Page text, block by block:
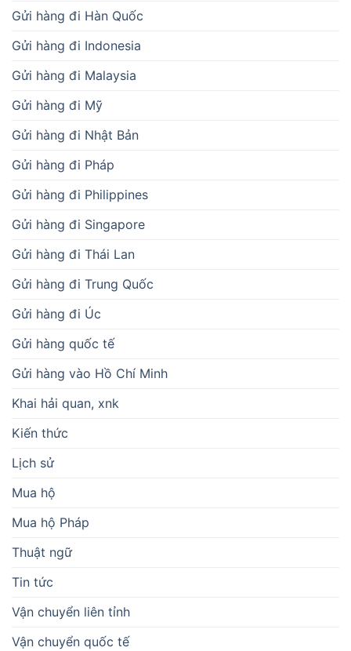
Gửi hàng đi Hàn Quốc
Gửi hàng đi Indonesia
Gửi hàng đi Malaysia
Gửi hàng đi Mỹ
Gửi hàng đi Nhật Bản
Gửi hàng đi Pháp
Gửi hàng đi Philippines
Gửi hàng đi Singapore
Gửi hàng đi Thái Lan
Gửi hàng đi Trung Quốc
Gửi hàng đi Úc
Gửi hàng quốc tế
Gửi hàng vào Hồ Chí Minh
Khai hải quan, xnk
Kiến thức
Lịch sử
Mua hộ
Mua hộ Pháp
Thuật ngữ
Tin tức
Vận chuyển liên tỉnh
Vận chuyển quốc tế